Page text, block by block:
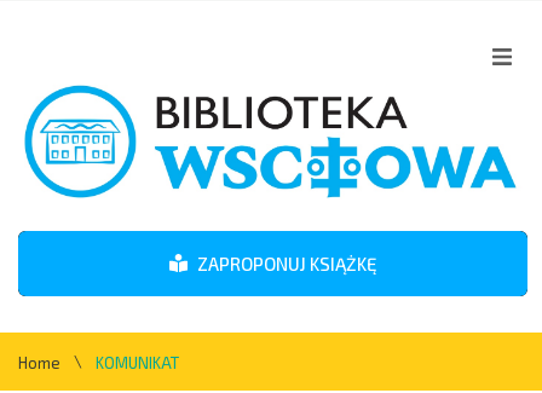
O nas
Wydarzenia
Kontakt
ZAPROPONUJ KSIĄŻKĘ
Home \ KOMUNIKAT